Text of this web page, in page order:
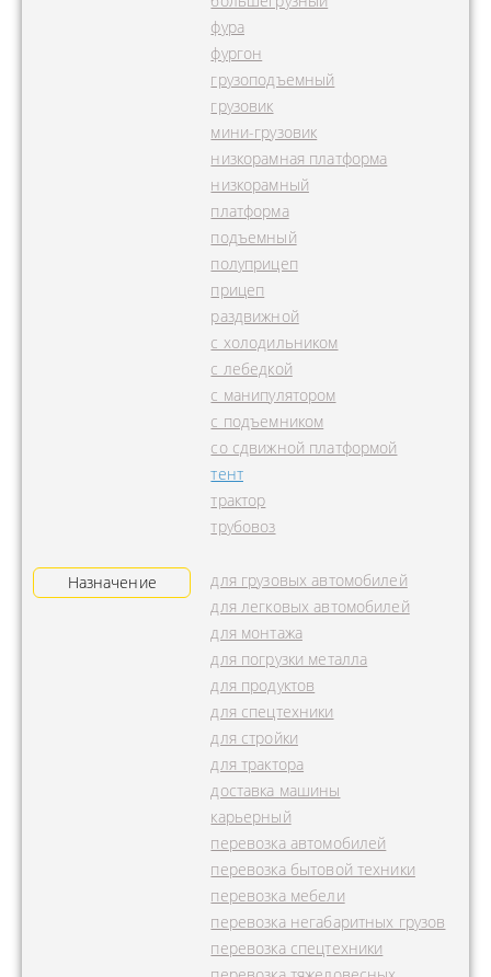
фура
фургон
грузоподъемный
грузовик
мини-грузовик
низкорамная платформа
низкорамный
платформа
подъемный
полуприцеп
прицеп
раздвижной
с холодильником
с лебедкой
с манипулятором
с подъемником
со сдвижной платформой
тент
трактор
трубовоз
Назначение
для грузовых автомобилей
для легковых автомобилей
для монтажа
для погрузки металла
для продуктов
для спецтехники
для стройки
для трактора
доставка машины
карьерный
перевозка автомобилей
перевозка бытовой техники
перевозка мебели
перевозка негабаритных грузов
перевозка спецтехники